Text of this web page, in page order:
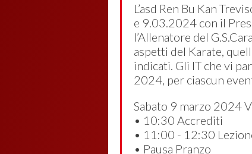
L’asd Ren Bu Kan
e 9.03.2024 con il
l’Allenatore del
aspetti del Karate,
indicati. Gli IT che vi
2024, per ciascun
Sabato 9 marzo 2024
• 10:30 Accrediti
• 11:00 - 12:30
• Pausa Pranzo